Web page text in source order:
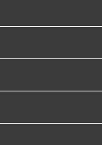
スポーツ・スマートシティ
料システム